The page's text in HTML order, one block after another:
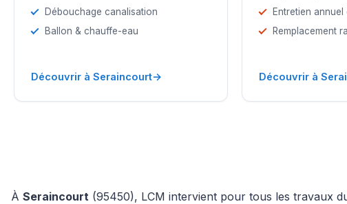
Débouchage canalisation
Ballon & chauffe-eau
Découvrir à Seraincourt→
Entretien
Remplacement
Découvrir à
À Seraincourt (95450), LCM intervient pour tous les travaux